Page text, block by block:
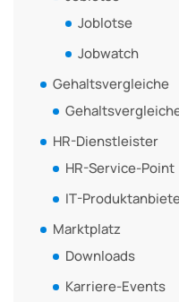
Joblotse
Jobwatch
Gehaltsvergleiche
HR-Dienstleister
HR-Service-Point
IT-
Marktplatz
Downloads
Karriere-Events